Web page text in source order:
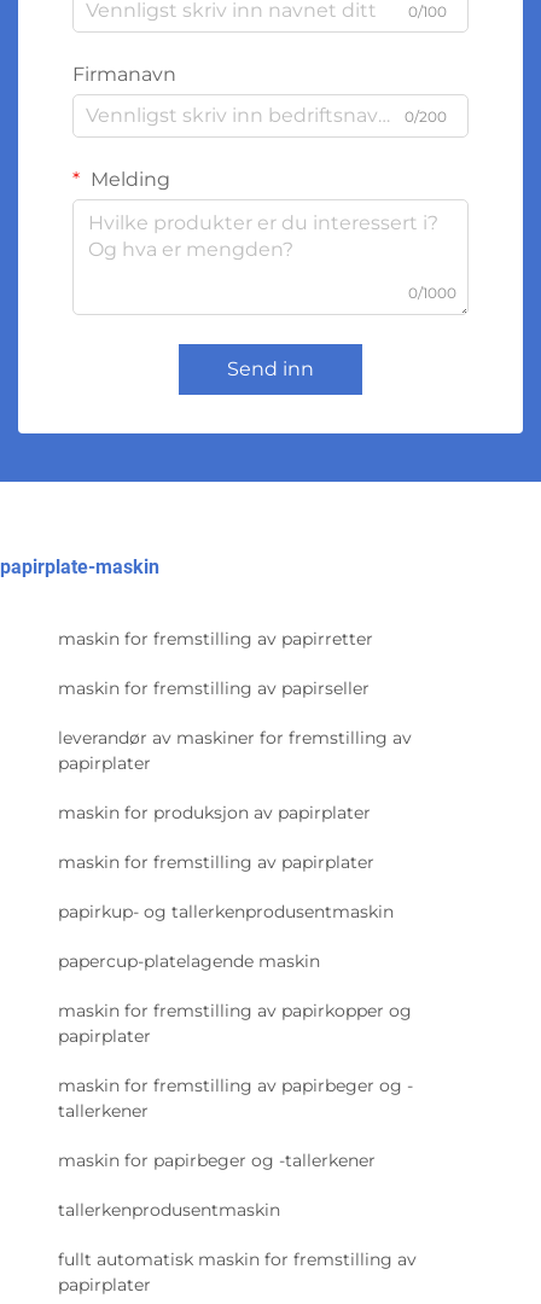
0/100
Firmanavn
0/200
Melding
0/1000
Send inn
papirplate-maskin
maskin for fremstilling av papirretter
maskin for fremstilling av papirseller
leverandør av maskiner for fremstilling av
papirplater
maskin for produksjon av papirplater
maskin for fremstilling av papirplater
papirkup- og tallerkenprodusentmaskin
papercup-platelagende maskin
maskin for fremstilling av papirkopper og
papirplater
maskin for fremstilling av papirbeger og -
tallerkener
maskin for papirbeger og -tallerkener
tallerkenprodusentmaskin
fullt automatisk maskin for fremstilling av
papirplater